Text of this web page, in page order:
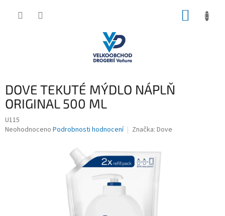
DOVE TEKUTÉ MÝDLO NÁPLŇ
ORIGINAL 500 ML
U115
Průměrné
Neohodnoceno Podrobnosti hodnocení Značka: Dove